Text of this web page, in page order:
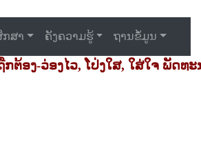
ສາ ຄັງຄວາມຮູ້ ຖານຂໍ້ມູນ
-ວ່ອງໄວ, ໂປ່ງໃສ, ໃສ່ໃຈ ພັດທະ